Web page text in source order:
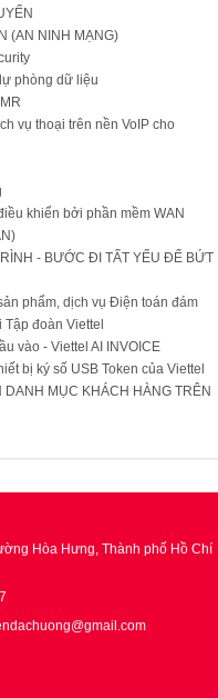
(AN NINH MẠNG)
phòng dữ liệu
vụ thoại trên nền VoIP cho
khiển bởi phần mềm WAN
- BƯỚC ĐI TẤT YẾU ĐỂ BỨT
phẩm, dịch vụ Điện toán đám
đoàn Viettel
vào - Viettel AI INVOICE
bị ký số USB Token của Viettel
MỤC KHÁCH HÀNG TRÊN
Hòa Hưng, Thành phố Hồ Chí